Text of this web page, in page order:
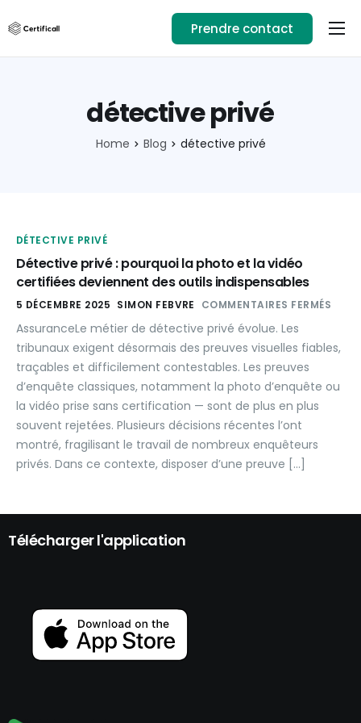
Usages
Téléchargez l’app
Prendre contact
détective privé
Home Blog détective privé
DÉTECTIVE PRIVÉ
Détective privé : pourquoi la photo et la vidéo
certifiées deviennent des outils indispensables
5 DÉCEMBRE 2025 SIMON FEBVRE COMMENTAIRES FERMÉS
AssuranceLe métier de détective privé évolue. Les
tribunaux exigent désormais des preuves visuelles fiables,
traçables et difficilement contestables. Les preuves
d’enquête classiques, notamment la photo d’enquête ou
la vidéo prise sans certification — sont de plus en plus
souvent rejetées. Plusieurs décisions récentes l’ont
montré, fragilisant le travail de nombreux enquêteurs
privés. Dans ce contexte, disposer d’une preuve […]
Télécharger l'application